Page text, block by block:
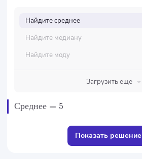
Найдите среднее
Найдите медиану
Найдите моду
Загрузить ещё
Среднее = 5
Показать решение